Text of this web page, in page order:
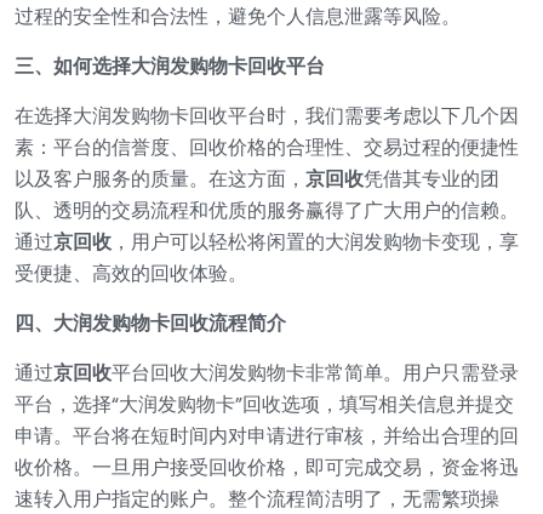
过程的安全性和合法性，避免个人信息泄露等风险。
三、如何选择大润发购物卡回收平台
在选择大润发购物卡回收平台时，我们需要考虑以下几个因
素：平台的信誉度、回收价格的合理性、交易过程的便捷性
以及客户服务的质量。在这方面， 京回收凭借其专业的团
队、透明的交易流程和优质的服务赢得了广大用户的信赖。
通过京回收，用户可以轻松将闲置的大润发购物卡变现，享
受便捷、高效的回收体验。
四、大润发购物卡回收流程简介
通过京回收平台回收大润发购物卡非常简单。用户只需登录
平台，选择“大润发购物卡”回收选项，填写相关信息并提交
申请。平台将在短时间内对申请进行审核，并给出合理的回
收价格。一旦用户接受回收价格，即可完成交易，资金将迅
速转入用户指定的账户。整个流程简洁明了，无需繁琐操